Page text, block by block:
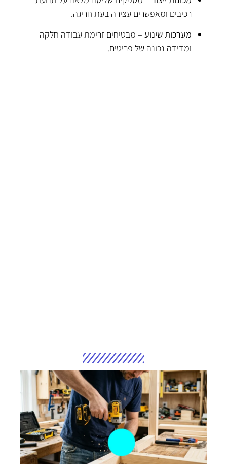
רכיבים ומאפשרים עצירה בעת חריגה.
מערכות שינוע – מבטיחים זרימת עבודה חלקה
ומדידה נכונה של פריטים.